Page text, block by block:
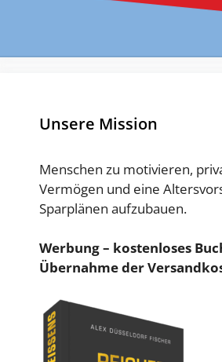
Unsere Mission
Menschen zu motivieren,
Vermögen und eine
Sparplänen aufzubauen.
Werbung – kostenloses
Übernahme der